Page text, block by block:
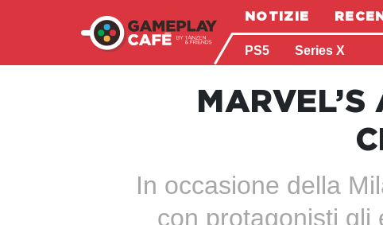
NOTIZIE
PS5 Series X
In occasione della
con protagonisti gli